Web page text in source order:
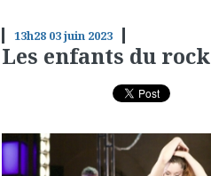
13h28 03juin 2023
Les enfants du rock